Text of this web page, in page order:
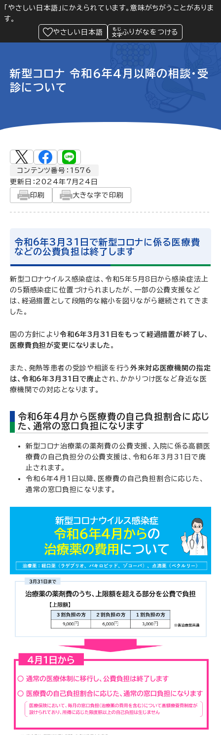
「やさしい日本語」にかえられています。意味がちがうことがありま
す。
やさしい日本語
ふりがなをつける
Language 閲覧支援
緊急情報
新型コロナ 令和6年4月以降の相談・受
診について
コンテンツ番号：1576
更新日： 2024年7月24日
印刷
大きな字で印刷
令和6年3月31日で新型コロナに係る医療費
などの公費負担は終了します
新型コロナウイルス感染症は、令和5年5月8日から感染症法上
の5類感染症に位置づけられましたが、一部の公費支援など
は、経過措置として段階的な縮小を図りながら継続されてきま
した。
国の方針により令和6年3月31日をもって経過措置が終了し、
医療費負担が変更になりました 。
また、発熱等患者の受診や相談を行う外来対応医療機関の指定
は、令和6年3月31日で廃止 され、かかりつけ医など身近な医
療機関での対応となります。
令和6年4月から医療費の自己負担割合に応じ
た、通常の窓口負担になります
新型コロナ治療薬の薬剤費の公費支援、入院に係る高額医
療費の自己負担分の公費支援は、令和6年3月31日で廃
止されます。
令和6年4月1日以降、医療費の自己負担割合に応じた、
通常の窓口負担になります。